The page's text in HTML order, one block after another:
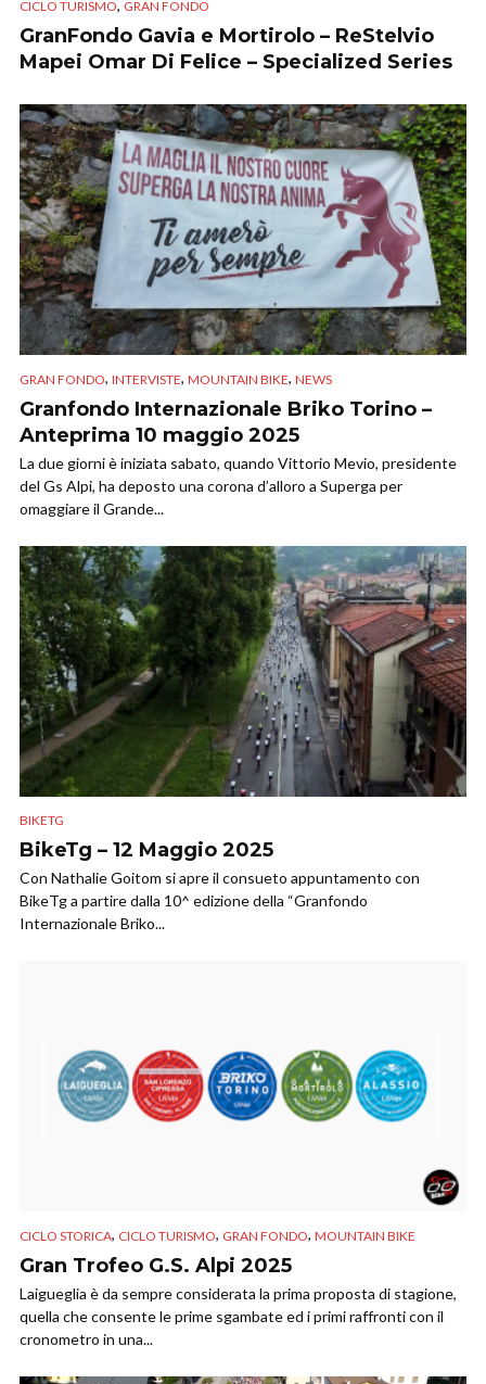
CICLO TURISMO, GRAN FONDO
GranFondo Gavia e Mortirolo – ReStelvio
Mapei Omar Di Felice – Specialized Series
GRAN FONDO, INTERVISTE, MOUNTAIN BIKE, NEWS
Granfondo Internazionale Briko Torino –
Anteprima 10 maggio 2025
La due giorni è iniziata sabato, quando Vittorio Mevio, presidente
del Gs Alpi, ha deposto una corona d’alloro a Superga per
omaggiare il Grande...
BIKETG
BikeTg – 12 Maggio 2025
Con Nathalie Goitom si apre il consueto appuntamento con
BikeTg a partire dalla 10^ edizione della “Granfondo
Internazionale Briko...
CICLO STORICA, CICLO TURISMO, GRAN FONDO, MOUNTAIN BIKE
Gran Trofeo G.S. Alpi 2025
Laigueglia è da sempre considerata la prima proposta di stagione,
quella che consente le prime sgambate ed i primi raffronti con il
cronometro in una...